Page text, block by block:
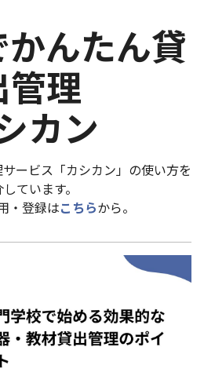
んたん貸
管理
カン
ービス「カシカン」の使い方を
ています。
・登録はこちらから。